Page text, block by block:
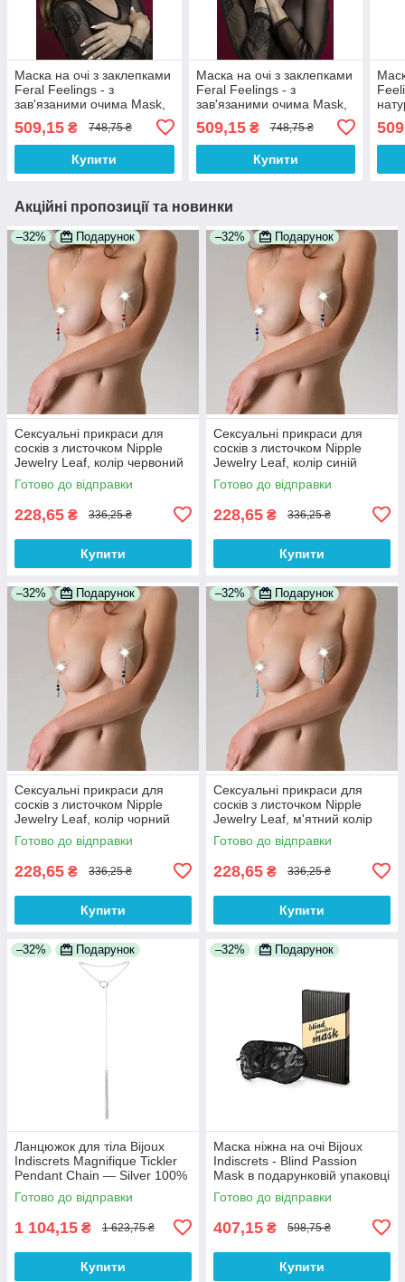
Маска на очі з заклепками
Feral Feelings - з
зав'язаними очима Mask,
червона 100% Анонімності
509,15 ₴ 748,75 ₴
Купити
Маска на очі з заклепками
Feral Feelings - з
зав'язаними очима Mask,
100% Анонімності
509,15₴ 748,75 ₴
Купити
Акційні пропозиції та новинки
–32% Подарунок
Сексуальні прикраси для
сосків з листочком Nipple
Jewelry Leaf, колір червоний
100% Анонімності
Готово до відправки
228,65 ₴ 336,25 ₴
Купити
–32% Подарунок
Сексуальні прикраси для
сосків з листочком Nipple
Jewelry Leaf, колір синій
100% Анонімності
Готово до відправки
228,65 ₴ 336,25 ₴
Купити
–32% Подарунок
Сексуальні прикраси для
сосків з листочком Nipple
Jewelry Leaf, колір чорний
100% Анонімності
Готово до відправки
228,65 ₴ 336,25 ₴
Купити
–32% Подарунок
Сексуальні прикраси для
сосків з листочком Nipple
Jewelry Leaf, м'ятний колір
100% Анонімності
Готово до відправки
228,65 ₴ 336,25 ₴
Купити
–32% Подарунок
Ланцюжок для тіла Bijoux
Indiscrets Magnifique Tickler
Pendant Chain — Silver 100%
Анонімності
Готово до відправки
1 104,15 ₴ 1 623,75 ₴
Купити
–32% Подарунок
Маска ніжна на очі Bijoux
Indiscrets - Blind Passion
Mask в подарунковій упаковці
100% Анонімності
Готово до відправки
407,15 ₴ 598,75 ₴
Купити